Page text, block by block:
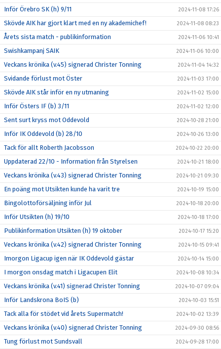
Inför Örebro SK (h) 9/11 2024-11-08 17:26
Skövde AIK har gjort klart med en ny akademichef! 2024-11-08 08:23
Årets sista match - publikinformation 2024-11-06 10:41
Swishkampanj SAIK 2024-11-06 10:00
Veckans krönika (v.45) signerad Christer Tonning 2024-11-04 14:32
Svidande förlust mot Öster 2024-11-03 17:00
Skövde AIK står inför en ny utmaning 2024-11-02 15:00
Inför Östers IF (b) 3/11 2024-11-02 12:00
Sent surt kryss mot Oddevold 2024-10-28 21:00
Inför IK Oddevold (b) 28/10 2024-10-26 13:00
Tack för allt Roberth Jacobsson 2024-10-22 20:00
Uppdaterad 22/10 - Information från Styrelsen 2024-10-21 18:00
Veckans krönika (v.43) signerad Christer Tonning 2024-10-21 09:30
En poäng mot Utsikten kunde ha varit tre 2024-10-19 15:00
Bingolottoförsäljning inför Jul 2024-10-18 20:00
Inför Utsikten (h) 19/10 2024-10-18 17:00
Publikinformation Utsikten (h) 19 oktober 2024-10-17 15:20
Veckans krönika (v.42) signerad Christer Tonning 2024-10-15 09:41
Imorgon Ligacup igen när IK Oddevold gästar 2024-10-14 15:00
I morgon onsdag match i Ligacupen Elit 2024-10-08 10:34
Veckans krönika (v.41) signerad Christer Tonning 2024-10-07 09:04
Inför Landskrona BoIS (b) 2024-10-03 15:51
Tack alla för stödet vid årets Supermatch! 2024-10-02 13:39
Veckans krönika (v.40) signerad Christer Tonning 2024-09-30 08:56
Tung förlust mot Sundsvall 2024-09-28 17:00